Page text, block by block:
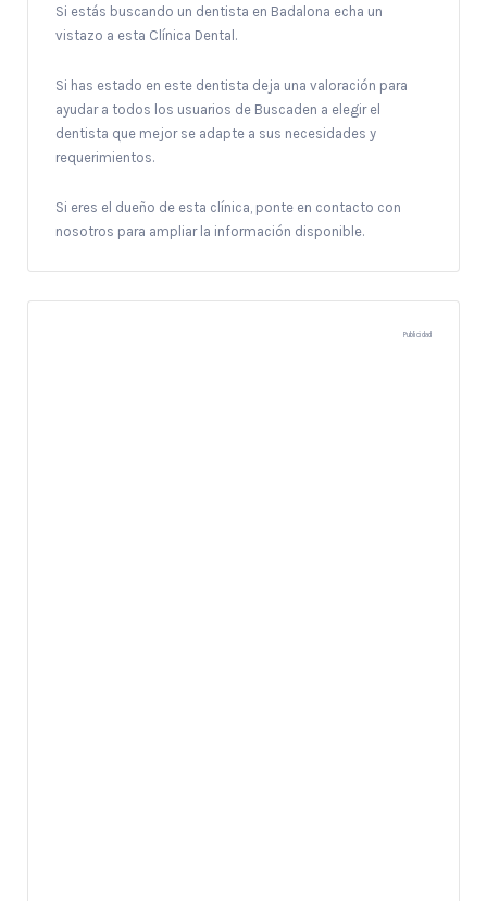
Si estás buscando un dentista en Badalona echa un
vistazo a esta Clínica Dental.
Si has estado en este dentista deja una valoración para
ayudar a todos los usuarios de Buscaden a elegir el
dentista que mejor se adapte a sus necesidades y
requerimientos.
Si eres el dueño de esta clínica, ponte en contacto con
nosotros para ampliar la información disponible.
Publicidad